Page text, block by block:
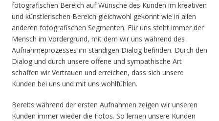
fotografischen Bereich auf Wünsche des Kunden im kreativen
und künstlerischen Bereich gleichwohl gekonnt wie in allen
anderen fotografischen Segmenten. Für uns steht immer der
Mensch im Vordergrund, mit dem wir uns während des
Aufnahmeprozesses im ständigen Dialog befinden. Durch den
Dialog und durch unsere offene und sympathische Art
schaffen wir Vertrauen und erreichen, dass sich unsere
Kunden bei uns und mit uns wohlfühlen.
Bereits während der ersten Aufnahmen zeigen wir unseren
Kunden immer wieder die Fotos. So lernen unsere Kunden